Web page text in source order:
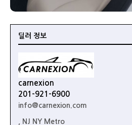
딜러 정보
carnexion
201-921-6900
info@carnexion.com
, NJ NY Metro